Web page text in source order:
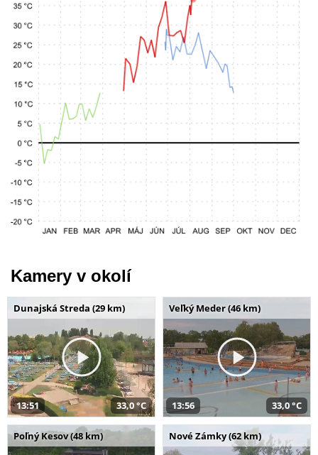
Kamery v okolí
Dunajská Streda (29 km)
13:51 33,0 °C
Veľký Meder (46 km)
13:56 33,0 °C
Poľný Kesov (48 km) Nové Zámky (62 km)